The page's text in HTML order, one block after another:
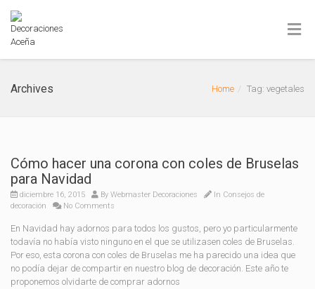
Archives Home Tag: vegetales
Cómo hacer una corona con coles de Bruselas
para Navidad
diciembre 16, 2015 By Webmaster Decoraciones In Consejos de
decoración
No Comments
En Navidad hay adornos para todos los gustos, pero yo particularmente
todavía no había visto ninguno en el que se utilizasen coles de Bruselas.
Por eso, esta corona con coles de Bruselas me ha parecido una idea que
no podía dejar de compartir en nuestro blog de decoración. Este año te
proponemos olvidarte de comprar adornos